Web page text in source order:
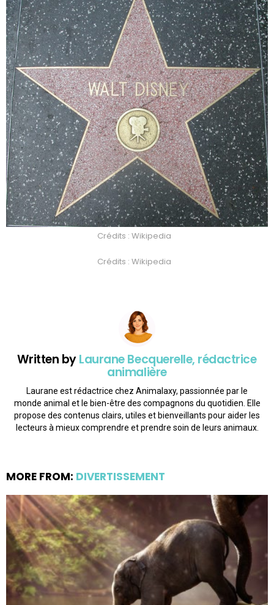
Crédits : Wikipedia
Crédits : Wikipedia
Written byLaurane Becquerelle, rédactrice
animalière
Laurane est rédactrice chez Animalaxy, passionnée par le
monde animal et le bien-être des compagnons du quotidien. Elle
propose des contenus clairs, utiles et bienveillants pour aider les
lecteurs à mieux comprendre et prendre soin de leurs animaux.
MORE FROM: DIVERTISSEMENT